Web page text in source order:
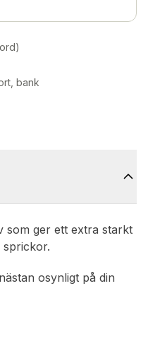
bank
som ger ett extra starkt
osynligt på din